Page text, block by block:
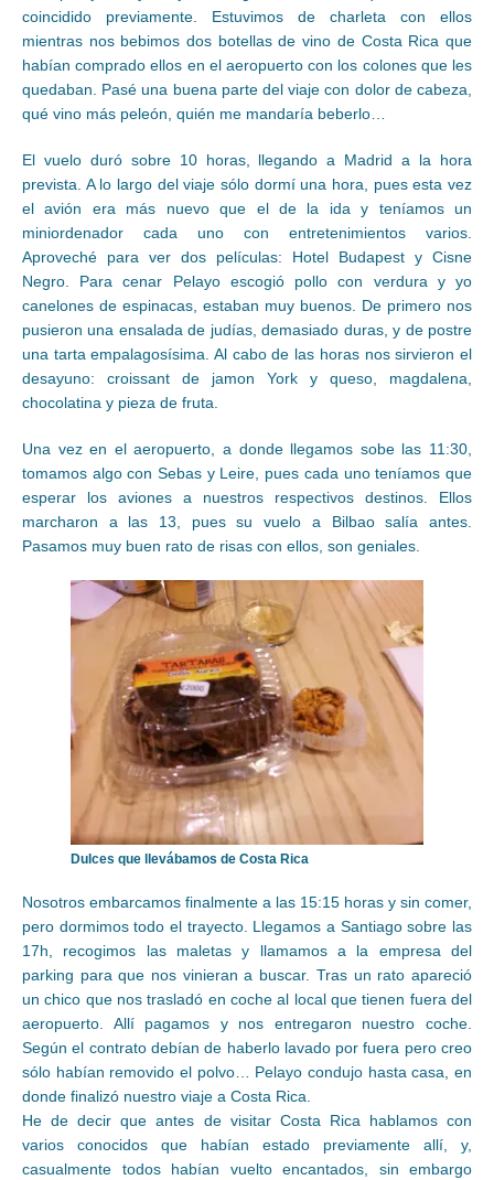
coincidido previamente. Estuvimos de charleta con ellos
mientras nos bebimos dos botellas de vino de Costa Rica que
habían comprado ellos en el aeropuerto con los colones que les
quedaban. Pasé una buena parte del viaje con dolor de cabeza,
qué vino más peleón, quién me mandaría beberlo…
El vuelo duró sobre 10 horas, llegando a Madrid a la hora
prevista. A lo largo del viaje sólo dormí una hora, pues esta vez
el avión era más nuevo que el de la ida y teníamos un
miniordenador cada uno con entretenimientos varios.
Aproveché para ver dos películas: Hotel Budapest y Cisne
Negro. Para cenar Pelayo escogió pollo con verdura y yo
canelones de espinacas, estaban muy buenos. De primero nos
pusieron una ensalada de judías, demasiado duras, y de postre
una tarta empalagosísima. Al cabo de las horas nos sirvieron el
desayuno: croissant de jamon York y queso, magdalena,
chocolatina y pieza de fruta.
Una vez en el aeropuerto, a donde llegamos sobe las 11:30,
tomamos algo con Sebas y Leire, pues cada uno teníamos que
esperar los aviones a nuestros respectivos destinos. Ellos
marcharon a las 13, pues su vuelo a Bilbao salía antes.
Pasamos muy buen rato de risas con ellos, son geniales.
Dulces que llevábamos de Costa Rica
Nosotros embarcamos finalmente a las 15:15 horas y sin comer,
pero dormimos todo el trayecto. Llegamos a Santiago sobre las
17h, recogimos las maletas y llamamos a la empresa del
parking para que nos vinieran a buscar. Tras un rato apareció
un chico que nos trasladó en coche al local que tienen fuera del
aeropuerto. Allí pagamos y nos entregaron nuestro coche.
Según el contrato debían de haberlo lavado por fuera pero creo
sólo habían removido el polvo… Pelayo condujo hasta casa, en
donde finalizó nuestro viaje a Costa Rica.
He de decir que antes de visitar Costa Rica hablamos con
varios conocidos que habían estado previamente allí, y,
casualmente todos habían vuelto encantados, sin embargo